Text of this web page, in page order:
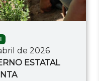
de 2026
ESTATAL